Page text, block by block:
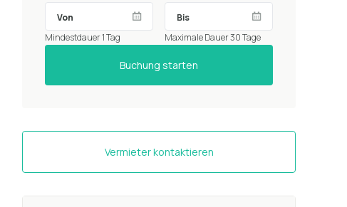
Mindestdauer 1 Tag Maximale Dauer 30 Tage
Buchung starten
Vermieter kontaktieren